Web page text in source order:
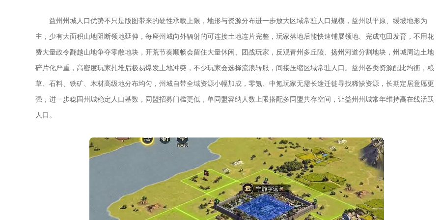
益州州城人口优势不只是版图带来的硬性承载上限，地形与资源分布进一步放大区域常驻人口规模，益州以平原、缓坡地形为
主，少有大面积山地阻断领地延伸，每座州城向外辐射的可连接土地连片完整，玩家落地后能快速铺展领地、完成屯田发育，不用花
费大量政令翻越山地争夺零散地块，开荒节奏顺畅会留住大量休闲、团战玩家，反观青州多丘陵、扬州河道分割地块，州城周边土地
碎片化严重，高密度玩家扎堆后极易爆发土地冲突，不少玩家会选择流浪转服，间接压缩区域常驻人口。益州各类资源配比均衡，粮
草、石料、铁矿、木材高级地分布均匀，州城自带全域资源小幅加成，零氪、中氪玩家无需长途迁徙寻找稀缺资源，长期定居意愿更
强，进一步稳固州城稳定人口基数，同盟招募门槛更低，单同盟容纳人数上限搭配多同盟共存空间，让益州州城常年维持高在线活跃
人口。